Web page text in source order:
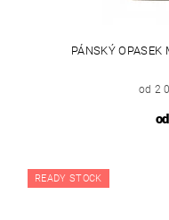
PÁNSKÝ OPASEK
od 2
od
READY STOCK